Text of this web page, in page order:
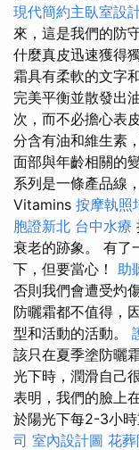
現代簡約主臥室設
來，這是我們的防
什麼真皮迅速獲得
霜具有柔軟的文字
完美平衡並散發出
次，而不必擔心表
分含有油和維生素
面部與年齡相關的
系列是一條產品線
Vitamins 按摩執照
胞證新北 台中水療
衰老的跡象。 有了
下，但要當心！ 助
否則我們會遭受灼
防曬霜都不值得，
型和活動的活動。
該只在夏季塗防曬
光下時，潤滑自己
表明，我們的臉上
於陽光下每2-3小時
司 室內設計圖 花